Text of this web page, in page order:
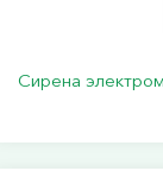
Сирена